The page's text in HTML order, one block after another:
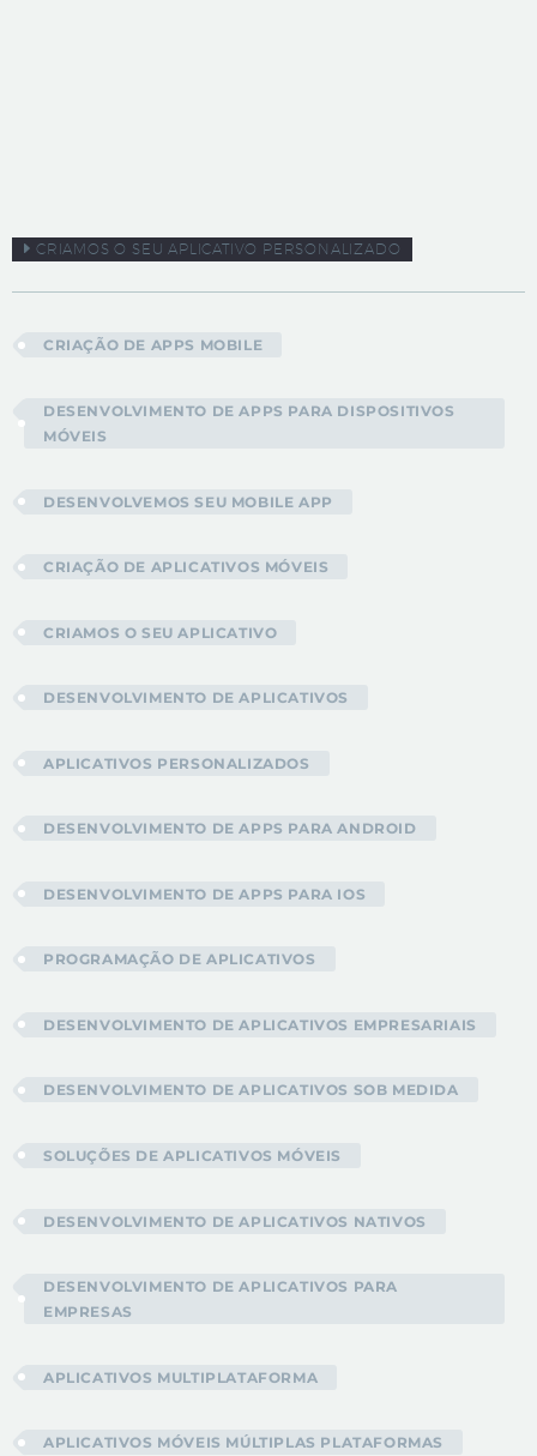
CRIAMOS O SEU APLICATIVO PERSONALIZADO
CRIAÇÃO DE APPS MOBILE
DESENVOLVIMENTO DE APPS PARA DISPOSITIVOS
MÓVEIS
DESENVOLVEMOS SEU MOBILE APP
CRIAÇÃO DE APLICATIVOS MÓVEIS
CRIAMOS O SEU APLICATIVO
DESENVOLVIMENTO DE APLICATIVOS
APLICATIVOS PERSONALIZADOS
DESENVOLVIMENTO DE APPS PARA ANDROID
DESENVOLVIMENTO DE APPS PARA IOS
PROGRAMAÇÃO DE APLICATIVOS
DESENVOLVIMENTO DE APLICATIVOS EMPRESARIAIS
DESENVOLVIMENTO DE APLICATIVOS SOB MEDIDA
SOLUÇÕES DE APLICATIVOS MÓVEIS
DESENVOLVIMENTO DE APLICATIVOS NATIVOS
DESENVOLVIMENTO DE APLICATIVOS PARA
EMPRESAS
APLICATIVOS MULTIPLATAFORMA
APLICATIVOS MÓVEIS MÚLTIPLAS PLATAFORMAS